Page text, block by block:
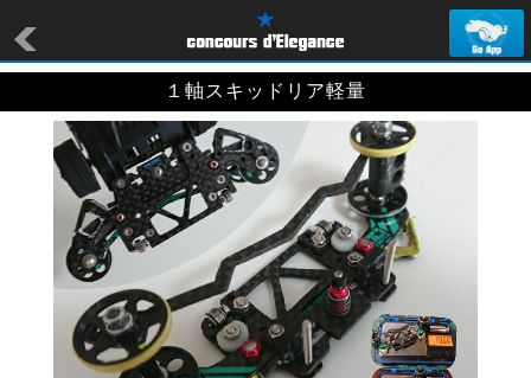
１軸スキッドリア軽量